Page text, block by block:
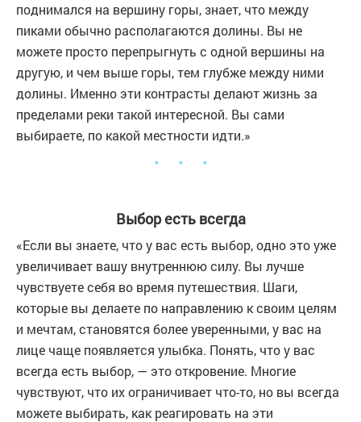
поднимался на вершину горы, знает, что между
пиками обычно располагаются долины. Вы не
можете просто перепрыгнуть с одной вершины на
другую, и чем выше горы, тем глубже между ними
долины. Именно эти контрасты делают жизнь за
пределами реки такой интересной. Вы сами
выбираете, по какой местности идти.»
・ ・ ・
Выбор есть всегда
«Если вы знаете, что у вас есть выбор, одно это уже
увеличивает вашу внутреннюю силу. Вы лучше
чувствуете себя во время путешествия. Шаги,
которые вы делаете по направлению к своим целям
и мечтам, становятся более уверенными, у вас на
лице чаще появляется улыбка. Понять, что у вас
всегда есть выбор, — это откровение. Многие
чувствуют, что их ограничивает что-то, но вы всегда
можете выбирать, как реагировать на эти